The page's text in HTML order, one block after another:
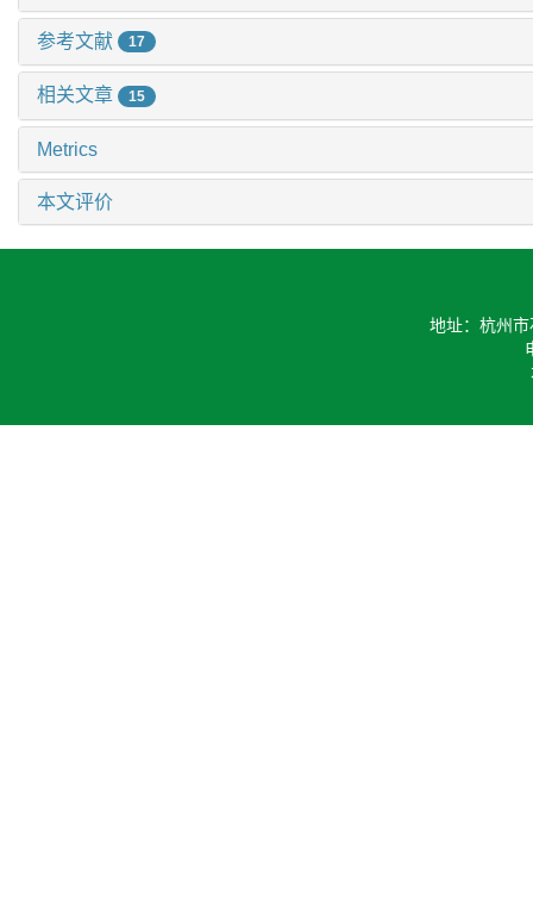
参考文献 17
相关文章 15
Metrics
本文评价
地址：杭州